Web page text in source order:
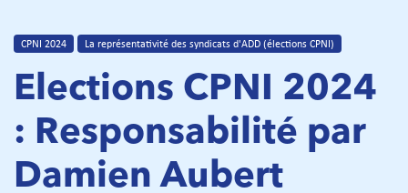
CPNI 2024 La représentativité des syndicats d'ADD (élections CPNI)
Elections CPNI 2024
: Responsabilité par
Damien Aubert